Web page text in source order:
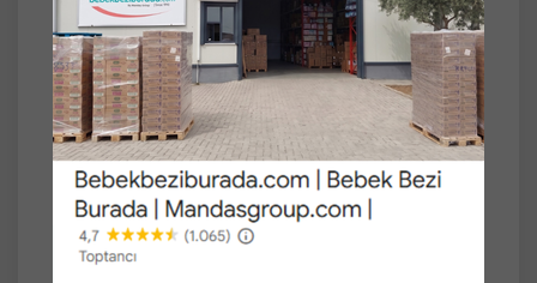
Göz yakmayan, dermatolojik olarak test
edilmiş yapısı ile bebeklerin narin saçlarını
nazikçe temizler. Günlük kullanıma uygundur
ve pH 5.5 değeriyle cildin doğal koruma
bariyerini destekler.
Ürün Özellikleri:
• Hassas Ciltler İçin: Yenidoğan ve bebek
cildine özel formül.
• Göz Yakmayan Yapı: Nazik temizlik sağlar,